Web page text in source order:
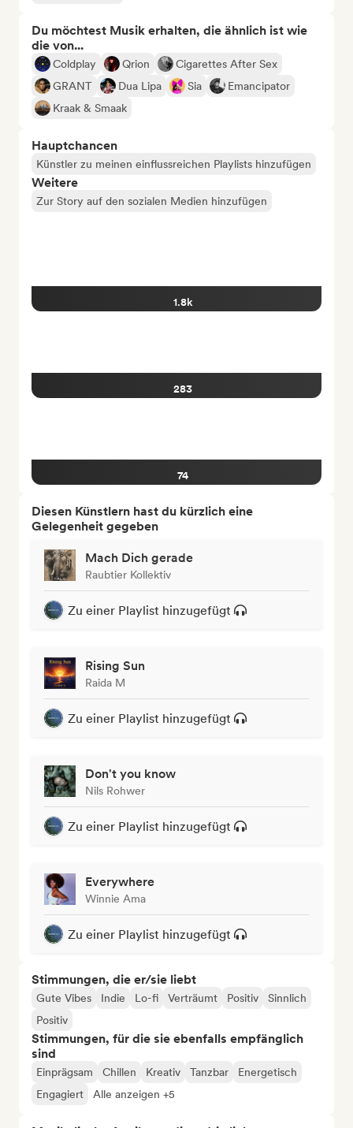
Du möchtest Musik erhalten, die ähnlich ist wie
die von...
Coldplay Qrion
Cigarettes After Sex
GRANT
Dua Lipa Sia
Emancipator
Kraak & Smaak
Hauptchancen
Künstler zu meinen einflussreichen Playlists hinzufügen
Weitere
Zur Story auf den sozialen Medien hinzufügen
1.8k
283
74
Diesen Künstlern hast du kürzlich eine
Gelegenheit gegeben
Mach Dich gerade
Raubtier Kollektiv
Zu einer Playlist hinzugefügt
Rising Sun
Raida M
Zu einer Playlist hinzugefügt
Don't you know
Nils Rohwer
Zu einer Playlist hinzugefügt
Everywhere
Winnie Ama
Zu einer Playlist hinzugefügt
Stimmungen, die er/sie liebt
Gute Vibes Indie Lo-fi Verträumt Positiv
Sinnlich
Positiv
Stimmungen, für die sie ebenfalls empfänglich
sind
Einprägsam Chillen Kreativ Tanzbar
Energetisch
Engagiert
Alle anzeigen +5